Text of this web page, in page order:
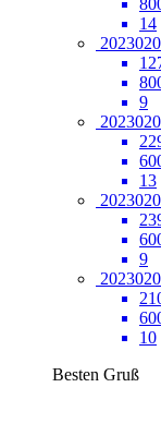
14
9
13
9
10
Besten Gruß